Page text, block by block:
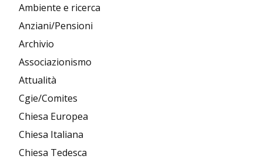
Ambiente e ricerca
Anziani/Pensioni
Archivio
Associazionismo
Attualità
Cgie/Comites
Chiesa Europea
Chiesa Italiana
Chiesa Tedesca